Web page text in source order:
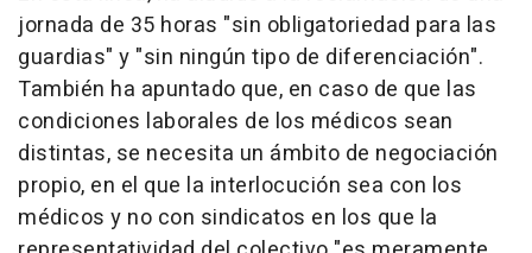
jornada de 35 horas "sin obligatoriedad para las
guardias" y "sin ningún tipo de diferenciación".
También ha apuntado que, en caso de que las
condiciones laborales de los médicos sean
distintas, se necesita un ámbito de negociación
propio, en el que la interlocución sea con los
médicos y no con sindicatos en los que la